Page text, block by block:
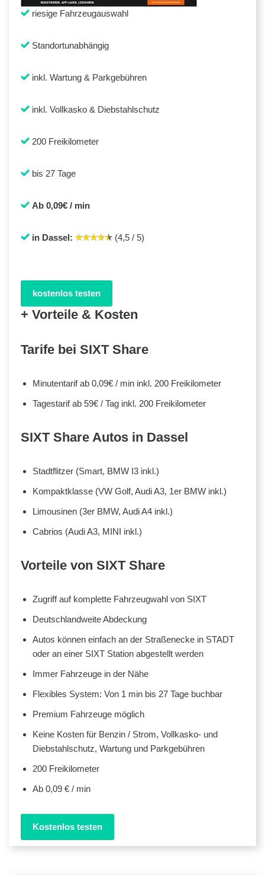
riesige Fahrzeugauswahl
Standortunabhängig
inkl. Wartung & Parkgebühren
inkl. Vollkasko & Diebstahlschutz
200 Freikilometer
bis 27 Tage
Ab 0,09€ / min
in Dassel: (4,5 / 5)
kostenlos testen
+ Vorteile & Kosten
Tarife bei SIXT Share
Minutentarif ab 0,09€ / min inkl. 200 Freikilometer
Tagestarif ab 59€ / Tag inkl. 200 Freikilometer
SIXT Share Autos in Dassel
Stadtflitzer (Smart, BMW I3 inkl.)
Kompaktklasse (VW Golf, Audi A3, 1er BMW inkl.)
Limousinen (3er BMW, Audi A4 inkl.)
Cabrios (Audi A3, MINI inkl.)
Vorteile von SIXT Share
Zugriff auf komplette Fahrzeugwahl von SIXT
Deutschlandweite Abdeckung
Autos können einfach an der Straßenecke in STADT
oder an einer SIXT Station abgestellt werden
Immer Fahrzeuge in der Nähe
Flexibles System: Von 1 min bis 27 Tage buchbar
Premium Fahrzeuge möglich
Keine Kosten für Benzin / Strom, Vollkasko- und
Diebstahlschutz, Wartung und Parkgebühren
200 Freikilometer
Ab 0,09 € / min
Kostenlos testen